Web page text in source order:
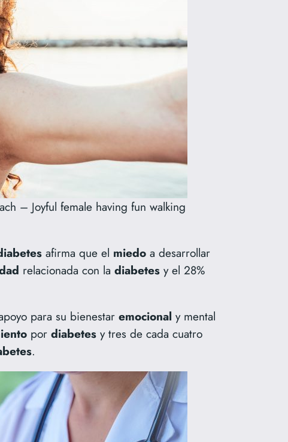
– Joyful female having fun walking
afirma que el miedo a desarrollar
relacionada con la diabetes y el 28%
para su bienestar emocional y mental
por diabetes y tres de cada cuatro
.